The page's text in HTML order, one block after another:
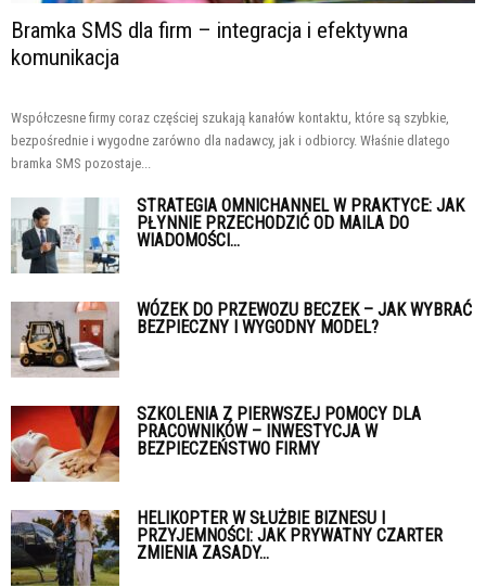
Bramka SMS dla firm – integracja i efektywna
komunikacja
Współczesne firmy coraz częściej szukają kanałów kontaktu, które są szybkie,
bezpośrednie i wygodne zarówno dla nadawcy, jak i odbiorcy. Właśnie dlatego
bramka SMS pozostaje...
STRATEGIA OMNICHANNEL W PRAKTYCE: JAK
PŁYNNIE PRZECHODZIĆ OD MAILA DO
WIADOMOŚCI...
WÓZEK DO PRZEWOZU BECZEK – JAK WYBRAĆ
BEZPIECZNY I WYGODNY MODEL?
SZKOLENIA Z PIERWSZEJ POMOCY DLA
PRACOWNIKÓW – INWESTYCJA W
BEZPIECZEŃSTWO FIRMY
HELIKOPTER W SŁUŻBIE BIZNESU I
PRZYJEMNOŚCI: JAK PRYWATNY CZARTER
ZMIENIA ZASADY...